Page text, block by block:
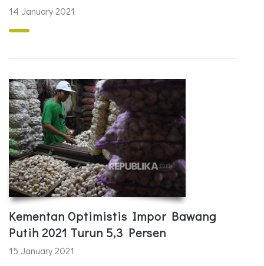
14 January 2021
Kementan Optimistis Impor Bawang
Putih 2021 Turun 5,3 Persen
15 January 2021